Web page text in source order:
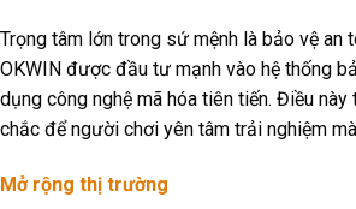
Trọng tâm lớn trong sứ mệnh là bảo vệ an
OKWIN được đầu tư mạnh vào hệ thống
dụng công nghệ mã hóa tiên tiến. Điều
chắc để người chơi yên tâm trải nghiệm
Mở rộng thị trường